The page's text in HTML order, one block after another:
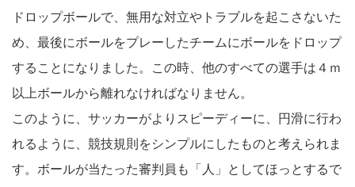
ドロップボールで、無用な対立やトラブルを起こさないた
め、最後にボールをプレーしたチームにボールをドロップ
することになりました。この時、他のすべての選手は４ｍ
以上ボールから離れなければなりません。
このように、サッカーがよりスピーディーに、円滑に行わ
れるように、競技規則をシンプルにしたものと考えられま
す。ボールが当たった審判員も「人」としてほっとするで